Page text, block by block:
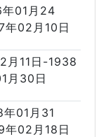
01月24
年02月10日
月11日-1938
月30日
01月31
年02月18日